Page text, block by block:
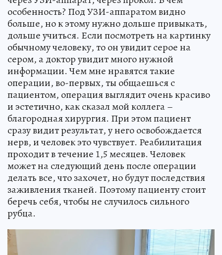
особенность? Под УЗИ-аппаратом видно
больше, но к этому нужно дольше привыкать,
дольше учиться. Если посмотреть на картинку
обычному человеку, то он увидит серое на
сером, а доктор увидит много нужной
информации. Чем мне нравятся такие
операции, во-первых, ты общаешься с
пациентом, операция выглядит очень красиво
и эстетично, как сказал мой коллега –
благородная хирургия. При этом пациент
сразу видит результат, у него освобождается
нерв, и человек это чувствует. Реабилитация
проходит в течение 1,5 месяцев. Человек
может на следующий день после операции
делать все, что захочет, но будут последствия
заживления тканей. Поэтому пациенту стоит
беречь себя, чтобы не случилось сильного
рубца.